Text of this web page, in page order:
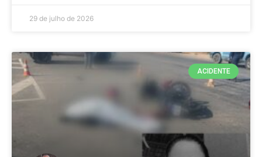
29 de julho de 2026
ACIDENTE